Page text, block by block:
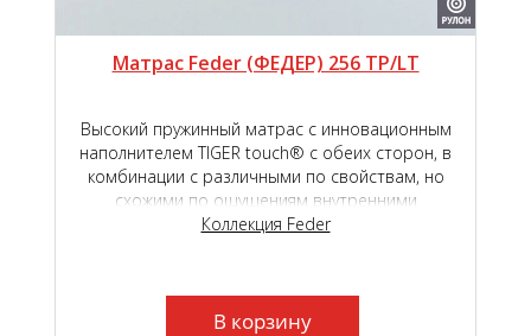
Матрас Feder (ФЕДЕР) 256 TP/LT
Высокий пружинный матрас с инновационным
наполнителем TIGER touch® с обеих сторон, в
комбинации с различными по свойствам, но
схожими по ощущениям внутренними
наполнителями - высокоэластичной пены Roll
Независимый пружинный блок Roll Feder TFK,
который находится в основе матраса, создаст
Коллекция Feder
В корзину